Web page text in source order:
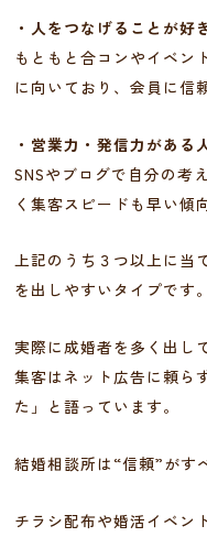
・人をつなげることが好
もともと合コンやイベン
に向いており、会員に信
・営業力・発信力がある
SNSやブログで自分の考
く集客スピードも早い傾
上記のうち３つ以上に当
を出しやすいタイプです。
実際に成婚者を多く出し
集客はネット広告に頼ら
た」と語っています。
結婚相談所は“信頼”がす
チラシ配布や婚活イベン